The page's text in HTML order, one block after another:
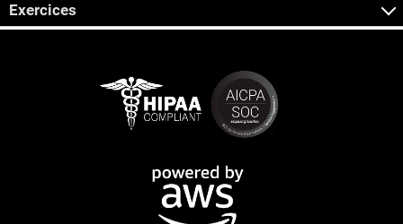
Exercices